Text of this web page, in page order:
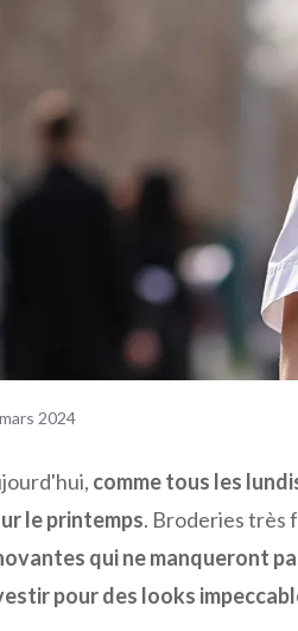
2024
comme tous les
le printemps. Broderies très
qui ne manqueront
pour des looks